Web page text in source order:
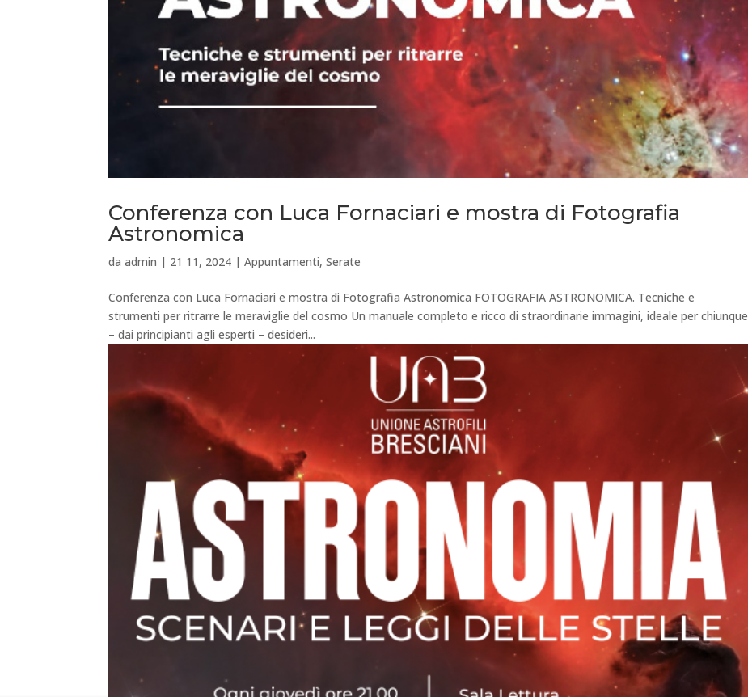
Conferenza con Luca Fornaciari e mostra di Fotografia
Astronomica
daadmin | 21 11, 2024 |Appuntamenti,Serate
Conferenza con Luca Fornaciari e mostra di Fotografia Astronomica FOTOGRAFIA ASTRONOMICA. Tecniche e
strumenti per ritrarre le meraviglie del cosmo Un manuale completo e ricco di straordinarie immagini, ideale per chiunque
– dai principianti agli esperti – desideri...